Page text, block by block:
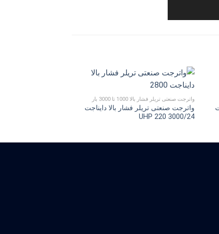
واترجت صنعتی تریلر فشار بالا 1000 تا 3000 بار
واترجت صنعتی تریلر فشار بالا دایناجت
UHP 220 3000/24